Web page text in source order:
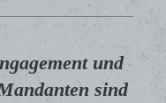
und
sind